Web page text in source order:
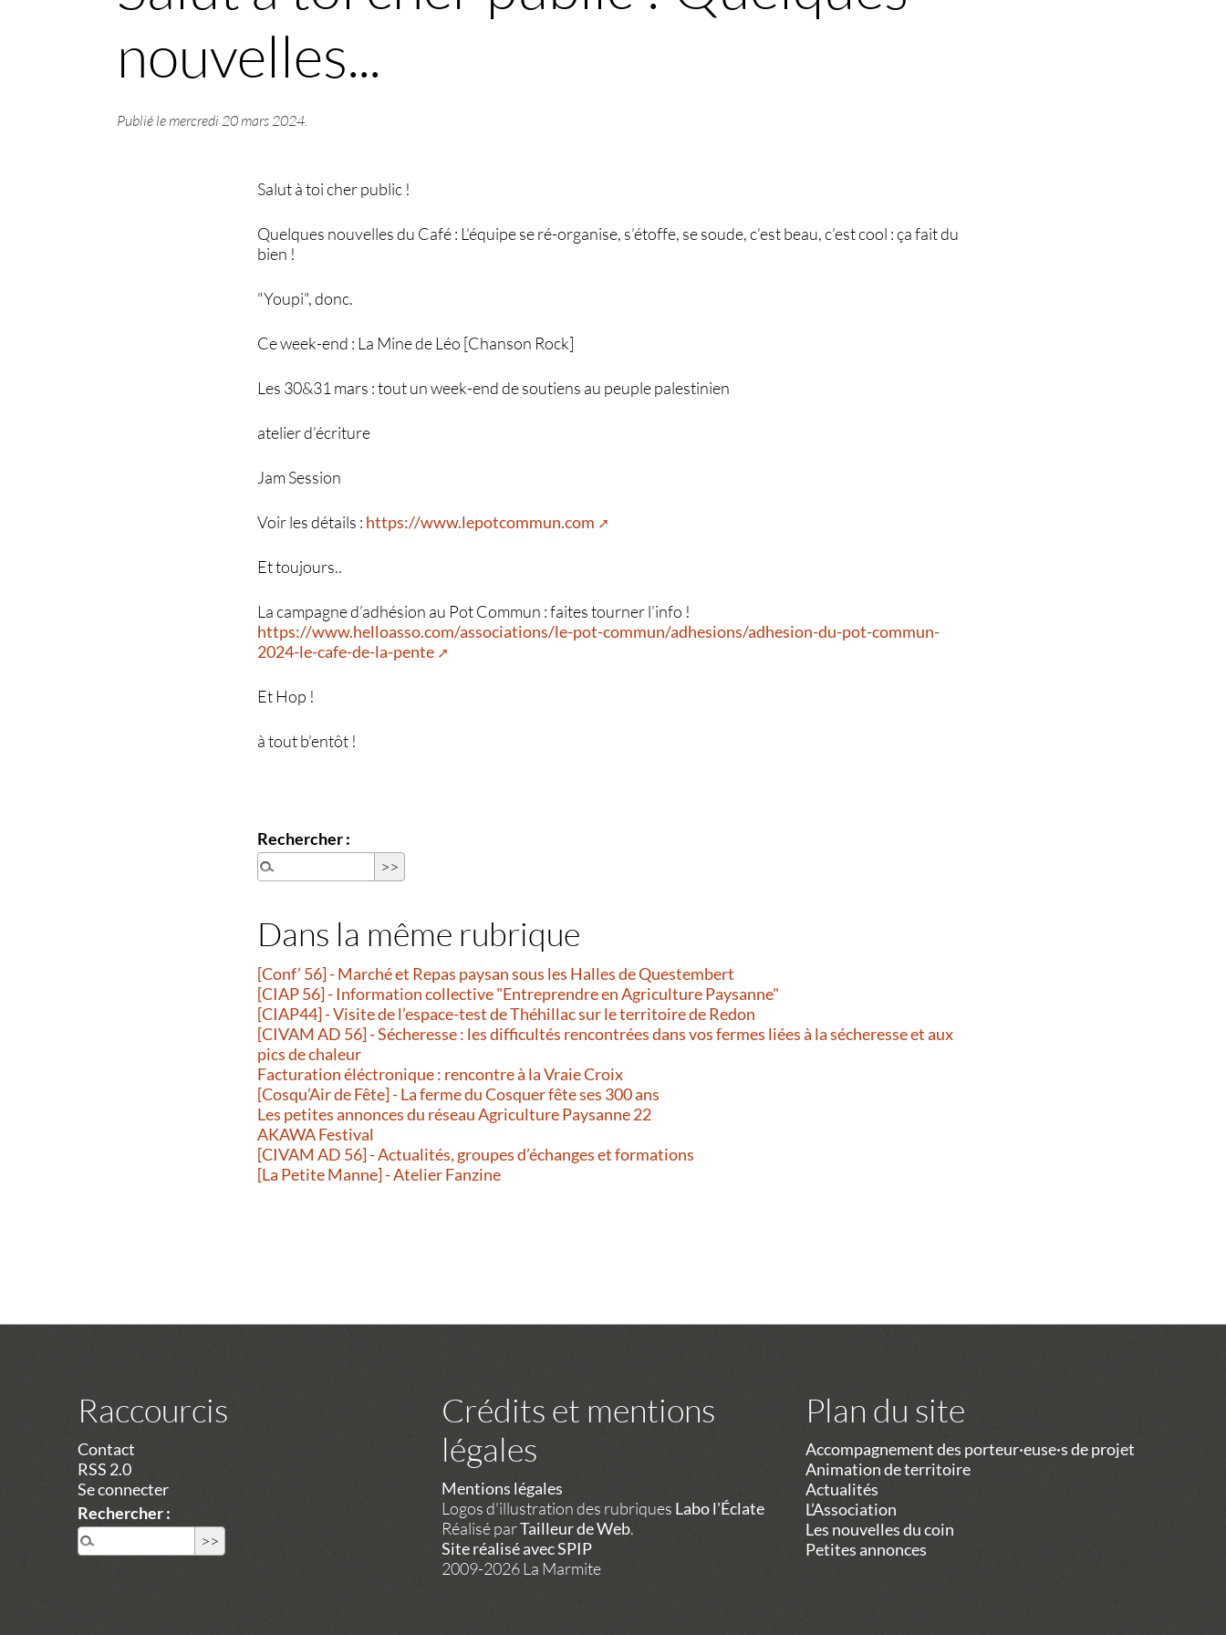
nouvelles...
Publié le mercredi 20 mars 2024.
Salut à toi cher public !
Quelques nouvelles du Café : L’équipe se ré-organise, s’étoffe, se soude, c’est beau, c’est cool : ça fait du
bien !
"Youpi", donc.
Ce week-end : La Mine de Léo [Chanson Rock]
Les 30&31 mars : tout un week-end de soutiens au peuple palestinien
atelier d’écriture
Jam Session
Voir les détails : https://www.lepotcommun.com
Et toujours..
La campagne d’adhésion au Pot Commun : faites tourner l’info !
https://www.helloasso.com/associations/le-pot-commun/adhesions/adhesion-du-pot-commun-
2024-le-cafe-de-la-pente
Et Hop !
à tout b’entôt !
Rechercher :
Dans la même rubrique
[Conf’ 56] - Marché et Repas paysan sous les Halles de Questembert
[CIAP 56] - Information collective "Entreprendre en Agriculture Paysanne"
[CIAP44] - Visite de l’espace-test de Théhillac sur le territoire de Redon
[CIVAM AD 56] - Sécheresse : les difficultés rencontrées dans vos fermes liées à la sécheresse et aux
pics de chaleur
Facturation éléctronique : rencontre à la Vraie Croix
[Cosqu’Air de Fête] - La ferme du Cosquer fête ses 300 ans
Les petites annonces du réseau Agriculture Paysanne 22
AKAWA Festival
[CIVAM AD 56] - Actualités, groupes d’échanges et formations
[La Petite Manne] - Atelier Fanzine
Raccourcis
Contact
RSS 2.0
Se connecter
Rechercher :
Crédits et mentions
légales
Mentions légales
Logos d'illustration des rubriques Labo l'Éclate
Réalisé parTailleur de Web.
Site réalisé avec SPIP
2009-2026 La Marmite
Plan du site
Accompagnement des porteur·euse·s de projet
Animation de territoire
Actualités
L’Association
Les nouvelles du coin
Petites annonces